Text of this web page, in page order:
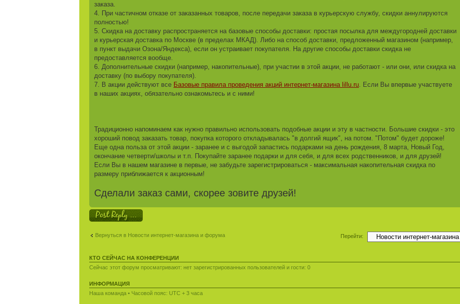
заказа.
4. При частичном отказе от заказанных товаров, после передачи заказа в курьерскую службу, скидки аннулируются
полностью!
5. Скидка на доставку распространяется на базовые способы доставки: простая посылка для междугородней доставки
и курьерская доставка по Москве (в пределах МКАД). Либо на способ доставки, предложенный магазином (например,
в пункт выдачи Озона/Яндекса), если он устраивает покупателя. На другие способы доставки скидка не
предоставляется вообще.
6. Дополнительные скидки (например, накопительные), при участии в этой акции, не работают - или они, или скидка на
доставку (по выбору покупателя).
7. В акции действуют все Базовые правила проведения акций интернет-магазина lillu.ru. Если Вы впервые участвуете
в наших акциях, обязательно ознакомьтесь и с ними!
Традиционно напоминаем как нужно правильно использовать подобные акции и эту в частности. Большие скидки - это
хороший повод заказать товар, покупка которого откладывалась "в долгий ящик", на потом. "Потом" будет дороже!
Еще одна польза от этой акции - заранее и с выгодой запастись подарками на день рождения, 8 марта, Новый Год,
окончание четверти/школы и т.п. Покупайте заранее подарки и для себя, и для всех родственников, и для друзей!
Если Вы в нашем магазине в первые, не забудьте зарегистрироваться - максимальная накопительная скидка по
размеру приближается к акционным!
Сделали заказ сами, скорее зовите друзей!
Ответить
Вернуться в Новости интернет-магазина и форума Перейти:
КТО СЕЙЧАС НА КОНФЕРЕНЦИИ
Сейчас этот форум просматривают: нет зарегистрированных пользователей и гости: 0
ИНФОРМАЦИЯ
Наша команда • Часовой пояс: UTC + 3 часа